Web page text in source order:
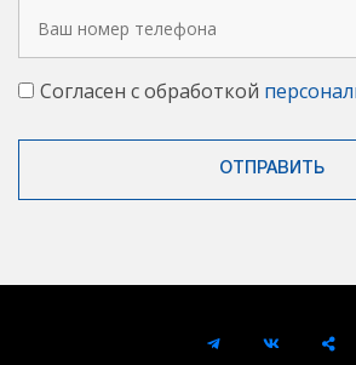
Согласен с обработкой